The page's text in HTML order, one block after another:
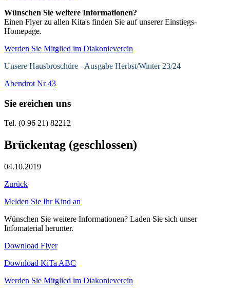
Wünschen Sie weitere Informationen?
Einen Flyer zu allen Kita's finden Sie auf unserer Einstiegs-
Homepage.
Werden Sie Mitglied im Diakonieverein
Unsere Hausbroschüre - Ausgabe Herbst/Winter 23/24
Abendrot Nr 43
Sie ereichen uns
Tel. (0 96 21) 82212
Brückentag (geschlossen)
04.10.2019
Zurück
Melden Sie Ihr Kind an
Wünschen Sie weitere Informationen? Laden Sie sich unser
Infomaterial herunter.
Download Flyer
Download KiTa ABC
Werden Sie Mitglied im Diakonieverein